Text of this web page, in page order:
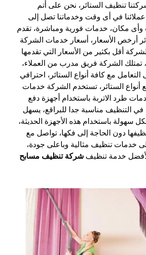
تنظيف الستائر، نحن على أتم
عملائنا في أى وقت وخدماتنا تصل إلى
وأى مكان، خدمات فورية ومباشرة، تقدم
أرخص الأسعار، أسعار خدمات الشركة
أقل بكثير من الأسعار التي تقدمها
تمتلك الشركة فريق مدرب من العملاء،
مع كافة أنواع الستائر، احترافي
أنواع الستائر، تستخدم الشركة خدمات
طرد الاتربة باستخدام أجهزة دفع
في التنظيف مناسبة جدا للبراقع، يسهل
سهولة باستخدام هذه الأجهزة الحديثة،
دون الحاجة إلى فكها، تواصل مع
خدمات تنظيف مثالية وباعلى جودة،
لأفضل خدمة تنظيفشركة تنظيف مسابح